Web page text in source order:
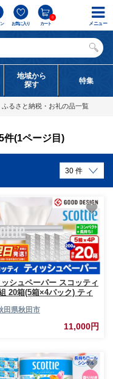
お気に入り カート
0
地域から
探す
特集
ふるさと納税・お礼の品一覧
件(1ページ目)
シュペーパー スコッティ
20箱(5箱×4パック) ティ
送 [ティッシュ ボックス
ッシュ スコッティ
スコッティティシュ
田県秋田市
11,000円
メニュー